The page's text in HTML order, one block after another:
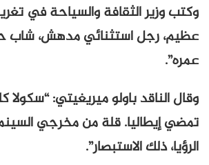
وكتب وزير الثقافة والسياحة في
عظيم، رجل استثنائي مدهش، شاب
عمره”.
وقال الناقد باولو ميريغيتي: “سكولا
تمضي إيطاليا. قلة من مخرجي
الرؤيا، ذلك الاستبصار”.